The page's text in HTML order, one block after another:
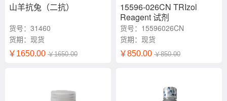
山羊抗兔（二抗）
货号：31460
货期：现货
￥1650.00 ￥1650.00
15596-026CN TRIzol
Reagent 试剂
货号：15596026CN
货期：现货
￥850.00 ￥850.00